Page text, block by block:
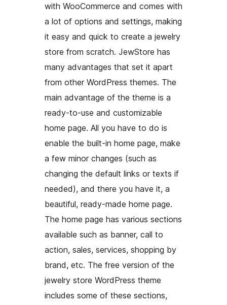
with WooCommerce and comes with
a lot of options and settings, making
it easy and quick to create a jewelry
store from scratch. JewStore has
many advantages that set it apart
from other WordPress themes. The
main advantage of the theme is a
ready-to-use and customizable
home page. All you have to do is
enable the built-in home page, make
a few minor changes (such as
changing the default links or texts if
needed), and there you have it, a
beautiful, ready-made home page.
The home page has various sections
available such as banner, call to
action, sales, services, shopping by
brand, etc. The free version of the
jewelry store WordPress theme
includes some of these sections,